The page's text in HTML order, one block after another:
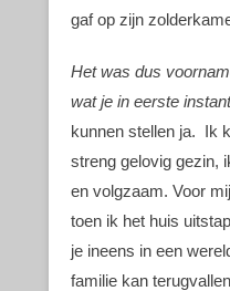
gaf op zijn
Het was dus
wat je in eerste
kunnen stellen ja. Ik
streng gelovig gezin,
en volgzaam. Voor
toen ik het huis
je ineens in een
familie kan